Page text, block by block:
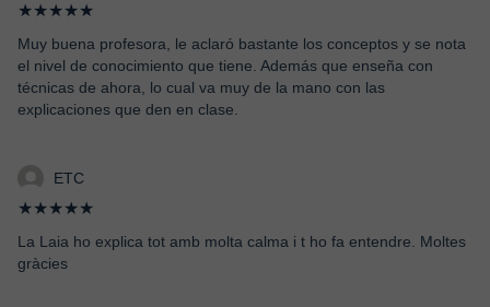
★★★★★
Muy buena profesora, le aclaró bastante los conceptos y se nota
el nivel de conocimiento que tiene. Además que enseña con
técnicas de ahora, lo cual va muy de la mano con las
explicaciones que den en clase.
ETC
★★★★★
La Laia ho explica tot amb molta calma i t ho fa entendre. Moltes
gràcies